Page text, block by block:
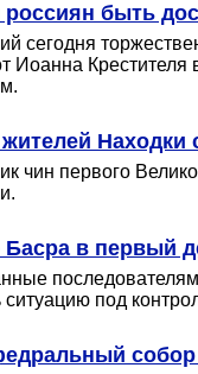
россиян быть
сегодня
Иоанна
чин первого
Басра в первый
ситуацию под